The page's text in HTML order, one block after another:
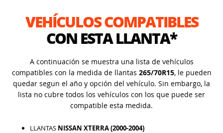
VEHÍCULOS COMPATIBLES
CON ESTA LLANTA*
A continuación se muestra una lista de vehículos
compatibles con la medida de llantas 265/70R15, le pueden
quedar segun el año y opción del vehículo. Sin embargo, la
lista no cubre todos los vehículos con los que puede ser
compatible esta medida.
LLANTAS NISSAN XTERRA (2000-2004)